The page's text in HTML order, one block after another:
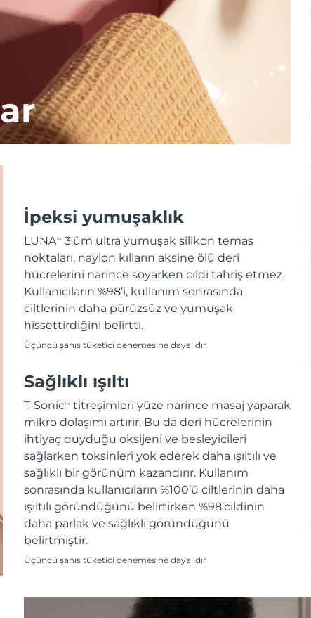
İpeksi yumuşaklık
LUNATM
3'üm ultra yumuşak silikon temas
noktaları, naylon kılların aksine ölü deri
hücrelerini narince soyarken cildi tahriş etmez.
Kullanıcıların %98’i, kullanım sonrasında
ciltlerinin daha pürüzsüz ve yumuşak
hissettirdiğini belirtti.
Üçüncü şahıs tüketici denemesine dayalıdır
Sağlıklı ışıltı
T-SonicTM
titreşimleri yüze narince masaj yaparak
mikro dolaşımı artırır. Bu da deri hücrelerinin
ihtiyaç duyduğu oksijeni ve besleyicileri
sağlarken toksinleri yok ederek daha ışıltılı ve
sağlıklı bir görünüm kazandırır. Kullanım
sonrasında kullanıcıların %100’ü ciltlerinin daha
ışıltılı göründüğünü belirtirken %98’cildinin
daha parlak ve sağlıklı göründüğünü
belirtmiştir.
Üçüncü şahıs tüketici denemesine dayalıdır